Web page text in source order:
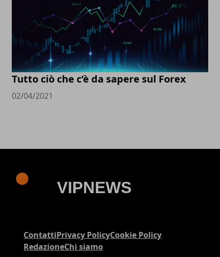
Tutto ciò che c’è da sapere sul Forex
02/04/2021
ContattiPrivacy PolicyCookie Policy
RedazioneChi siamo